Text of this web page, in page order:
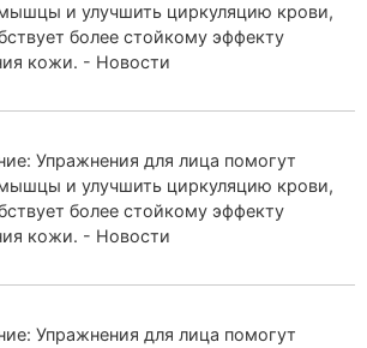
и улучшить циркуляцию крови,
более стойкому эффекту
кожи. - Новости
Упражнения для лица помогут
и улучшить циркуляцию крови,
более стойкому эффекту
кожи. - Новости
Упражнения для лица помогут